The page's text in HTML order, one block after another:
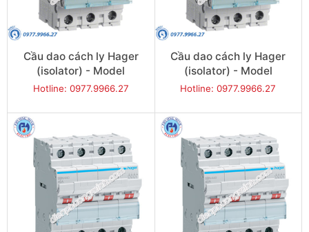
Cầu dao cách ly Hager
(isolator) - Model
SBN380
Hotline: 0977.9966.27
Cầu dao cách ly Hager
(isolator) - Model
SBN390
Hotline: 0977.9966.27